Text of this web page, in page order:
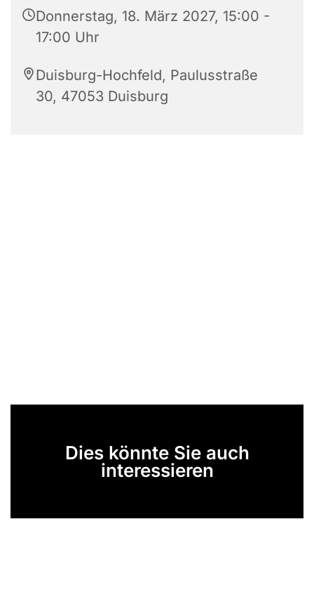
Donnerstag, 18. März 2027, 15:00 -
17:00 Uhr
Duisburg-Hochfeld, Paulusstraße
30, 47053 Duisburg
Dies könnte Sie auch
interessieren